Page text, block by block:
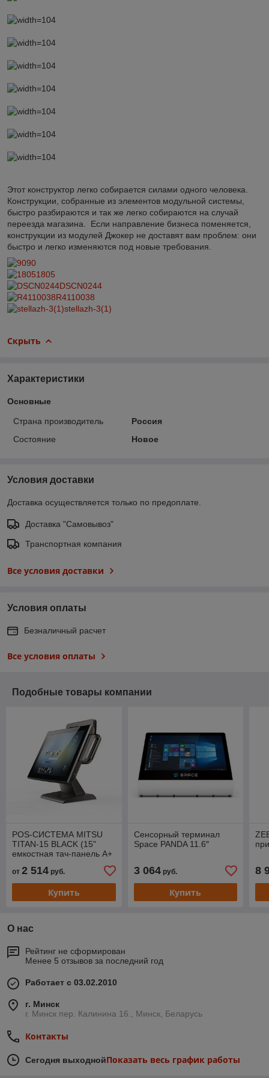
Этот конструктор легко собирается силами одного человека.
Конструкции, собранные из элементов модульной системы,
быстро разбираются и так же легко собираются на случай
переезда магазина. Если направление бизнеса поменяется,
конструкции из модулей Джокер не доставят вам проблем: они
быстро и легко изменяются под новые требования.
90
1805
DSCN0244
R4110038
stellazh-3(1)
Скрыть
Характеристики
Основные
Страна производитель
Россия
Состояние
Новое
Условия доставки
Доставка осуществляется только по предоплате.
Доставка "Самовывоз"
Транспортная компания
Все условия доставки
Условия оплаты
Безналичный расчет
Все условия оплаты
Подобные товары компании
POS-СИСТЕМА MITSU
TITAN-15 BLACK (15"
емкостная тач-панель A+
64Gb ssd, 3com, 4 usb,)
от 2 514 руб.
Купить
Сенсорный терминал
Space PANDA 11.6″
3 064руб.
Купить
8
О нас
Рейтинг не сформирован
Менее 5 отзывов за последний год
Работает с 03.02.2010
г. Минск
г. Минск пер. Калинина 16., Минск, Беларусь
Контакты
Сегодня выходнойПоказать весь график работы